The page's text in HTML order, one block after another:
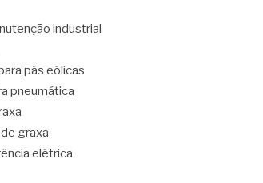
industrial
pás eólicas
pneumática
graxa
elétrica